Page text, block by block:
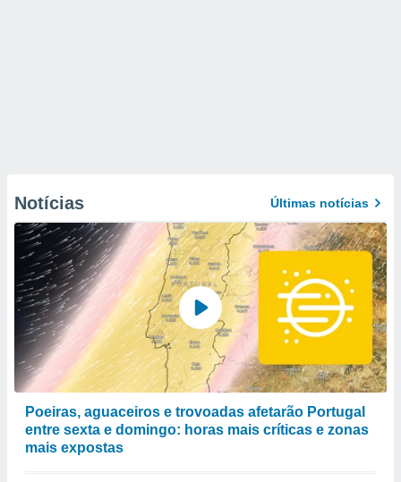
Notícias Últimas notícias
Poeiras, aguaceiros e trovoadas afetarão Portugal
entre sexta e domingo: horas mais críticas e zonas
mais expostas